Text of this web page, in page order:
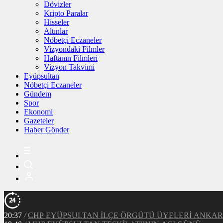
Dövizler
Kripto Paralar
Hisseler
Altınlar
Nöbetçi Eczaneler
Vizyondaki Filmler
Haftanın Filmleri
Vizyon Takvimi
Eyüpsultan
Nöbetçi Eczaneler
Gündem
Spor
Ekonomi
Gazeteler
Haber Gönder
20:37 / CHP EYÜPSULTAN İLÇE ÖRGÜTÜ ÜYELERİ